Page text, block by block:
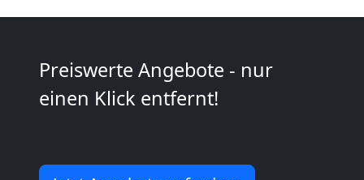
Preiswerte Angebote - nur
einen Klick entfernt!
Kleiner